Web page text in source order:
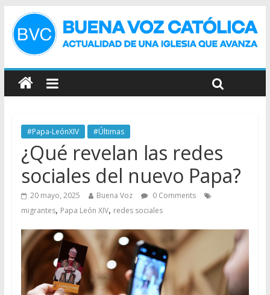
#Papa-LeónXIV #Últimas
¿Qué revelan las redes
sociales del nuevo Papa?
20 mayo, 2025 Buena Voz
0 Comments
migrantes, Papa León XIV, redes sociales